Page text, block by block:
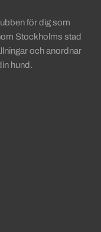
för dig som
Stockholms stad
och anordnar
hund.